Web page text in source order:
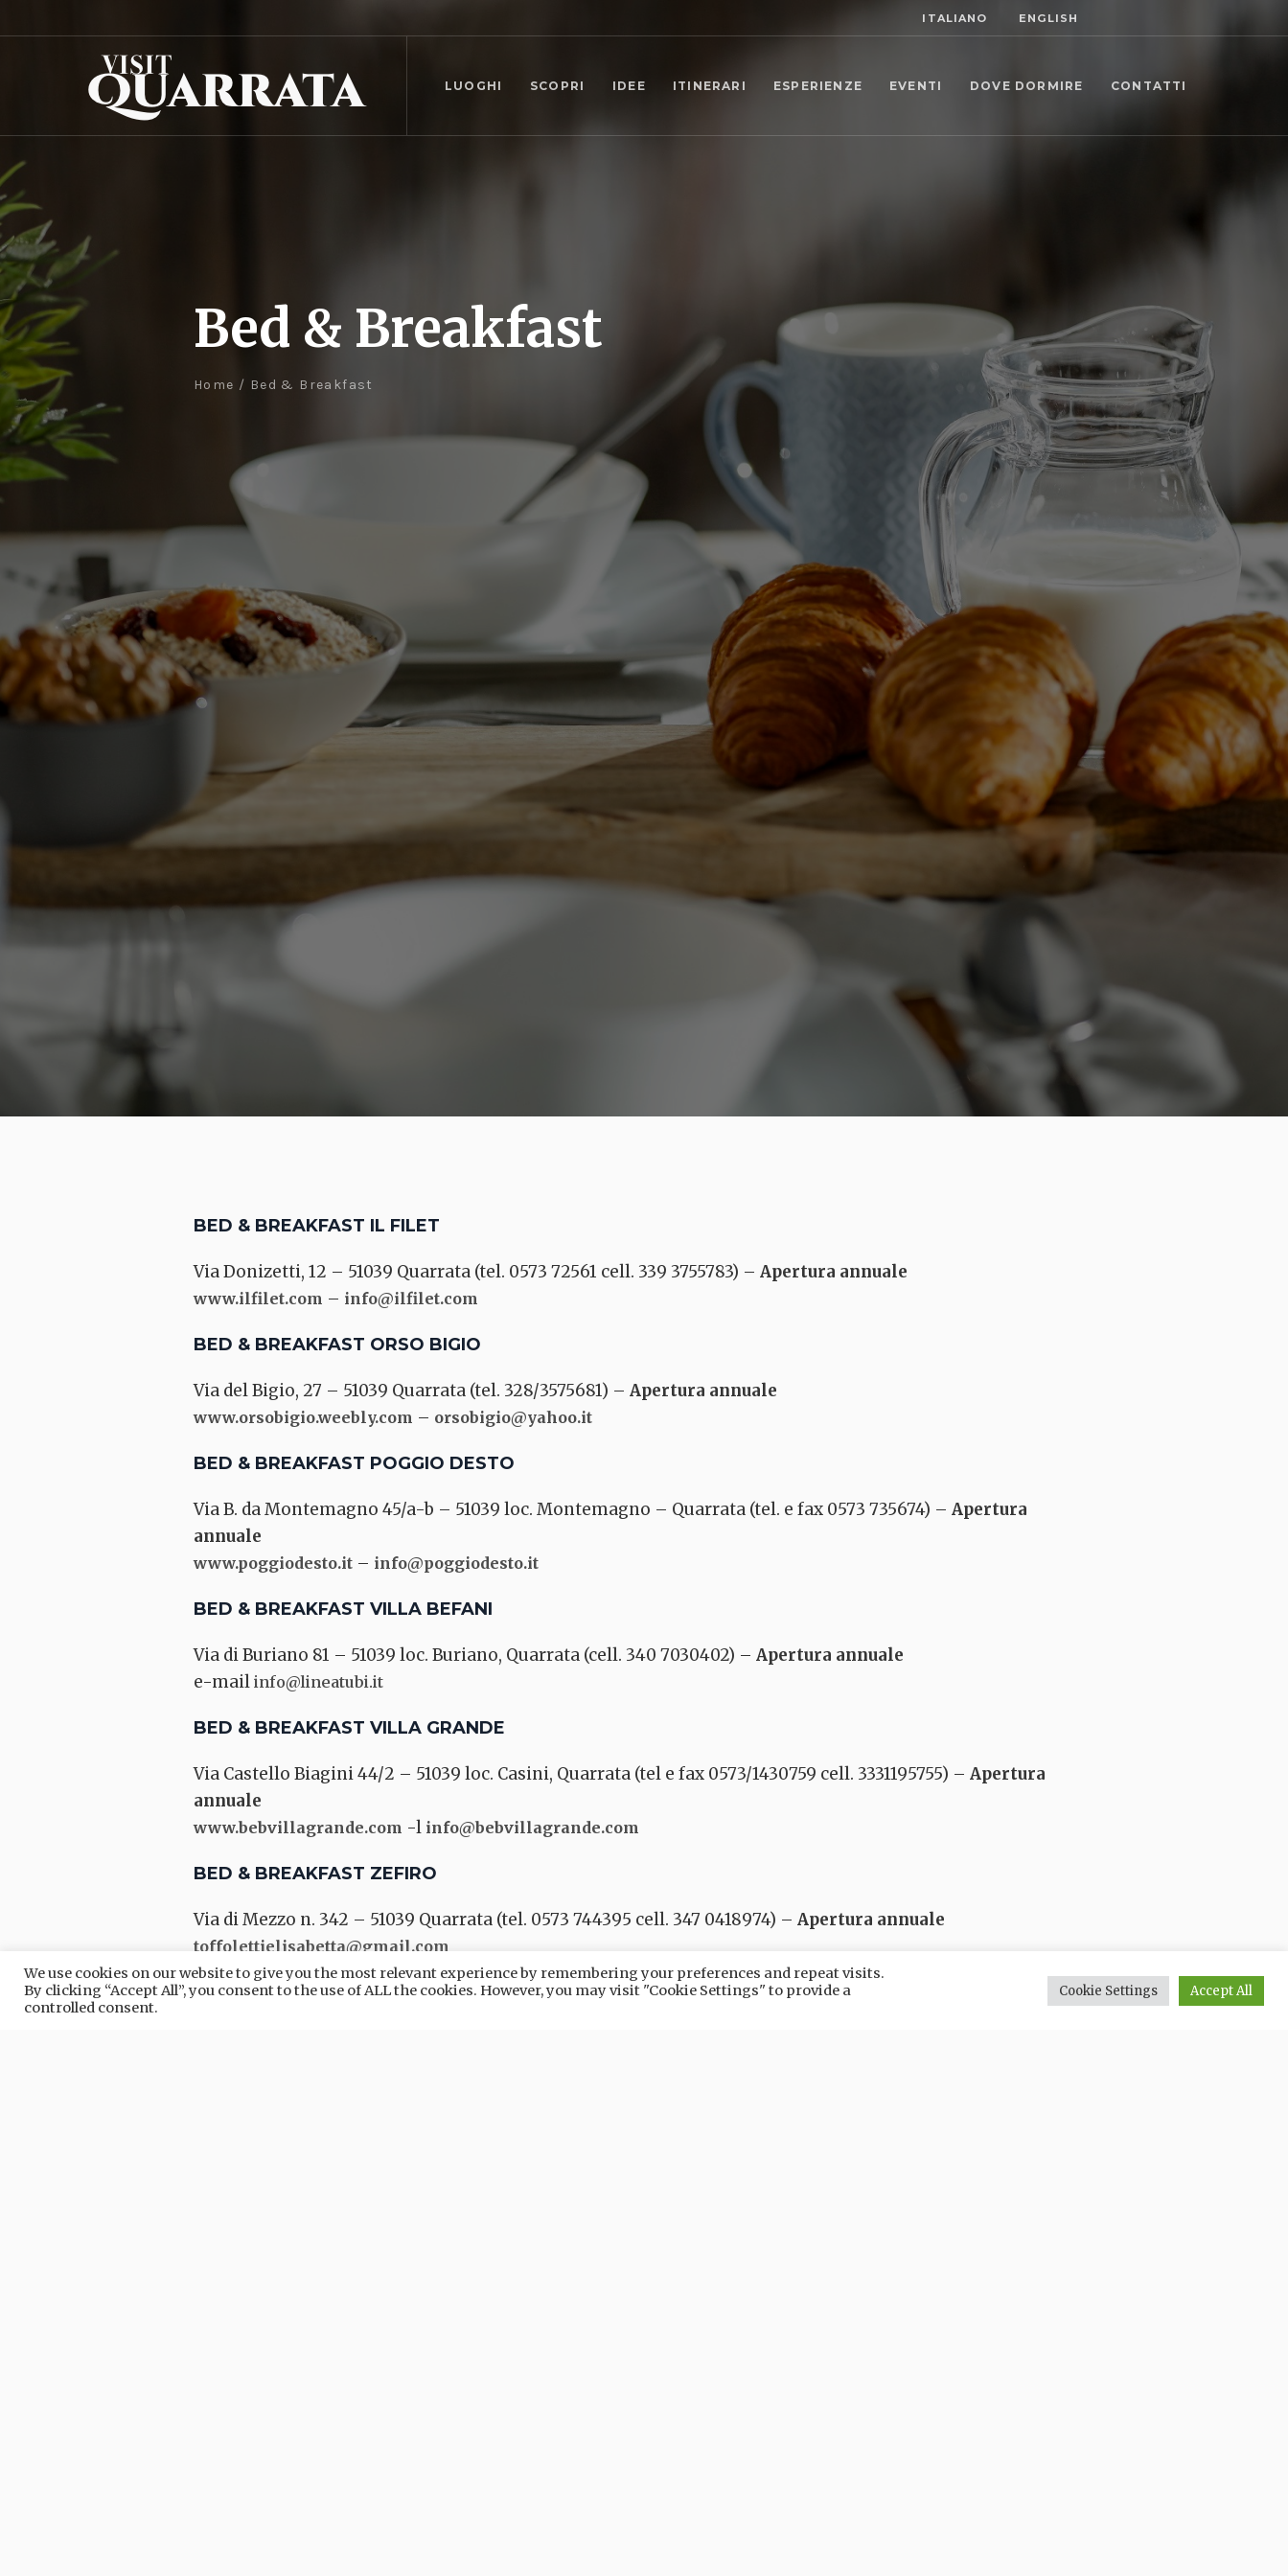
ITALIANO ENGLISH
LUOGHI SCOPRI IDEE ITINERARI ESPERIENZE EVENTI DOVE DORMIRE CONTATTI
Bed & Breakfast
Home / Bed & Breakfast
BED & BREAKFAST IL FILET
Via Donizetti, 12 – 51039 Quarrata (tel. 0573 72561 cell. 339 3755783) – Apertura annuale
www.ilfilet.com – info@ilfilet.com
BED & BREAKFAST ORSO BIGIO
Via del Bigio, 27 – 51039 Quarrata (tel. 328/3575681) – Apertura annuale
www.orsobigio.weebly.com – orsobigio@yahoo.it
BED & BREAKFAST POGGIO DESTO
Via B. da Montemagno 45/a-b – 51039 loc. Montemagno – Quarrata (tel. e fax 0573 735674) – Apertura
annuale
www.poggiodesto.it – info@poggiodesto.it
BED & BREAKFAST VILLA BEFANI
Via di Buriano 81 – 51039 loc. Buriano, Quarrata (cell. 340 7030402) – Apertura annuale
e-mail info@lineatubi.it
BED & BREAKFAST VILLA GRANDE
Via Castello Biagini 44/2 – 51039 loc. Casini, Quarrata (tel e fax 0573/1430759 cell. 3331195755) – Apertura
annuale
www.bebvillagrande.com -l info@bebvillagrande.com
BED & BREAKFAST ZEFIRO
Via di Mezzo n. 342 – 51039 Quarrata (tel. 0573 744395 cell. 347 0418974) – Apertura annuale
toffolettielisabetta@gmail.com
Dove dormire: scopri tutte le tipologie di alloggi
We use cookies on our website to give you the most relevant experience by remembering your preferences and repeat visits.
By clicking “Accept All”, you consent to the use of ALL the cookies. However, you may visit "Cookie Settings" to provide a
controlled consent.
Cookie Settings Accept All